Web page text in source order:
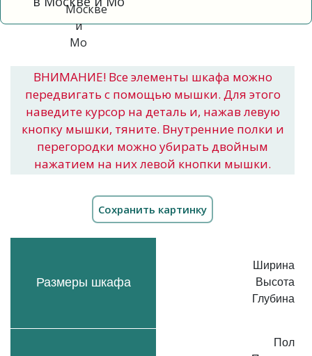
ВНИМАНИЕ! Все элементы шкафа можно
передвигать с помощью мышки. Для этого
наведите курсор на деталь и, нажав левую
кнопку мышки, тяните. Внутренние полки и
перегородки можно убирать двойным
нажатием на них левой кнопки мышки.
Размеры шкафа
Ширина
Высота
Глубина
Пол